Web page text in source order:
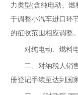
力类型(含纯电动、
于调整小汽车进口环
的征收范围相应调整。
对纯电动、燃料电
二、对纳税人销售
册登记手续至达到国